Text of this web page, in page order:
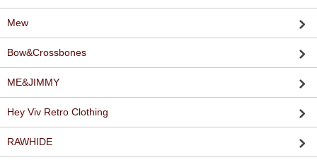
Mew
Bow&Crossbones
ME&JIMMY
Hey Viv Retro Clothing
RAWHIDE